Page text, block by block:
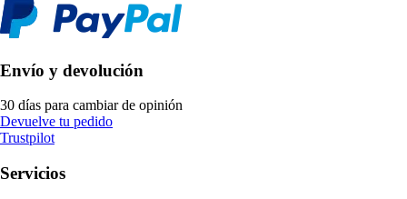
Envío y devolución
30 días para cambiar de opinión
Devuelve tu pedido
Trustpilot
Servicios